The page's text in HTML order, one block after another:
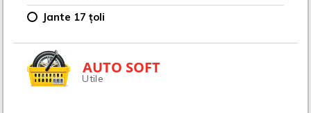
Jante 17 țoli
AUTO SOFT
Utile